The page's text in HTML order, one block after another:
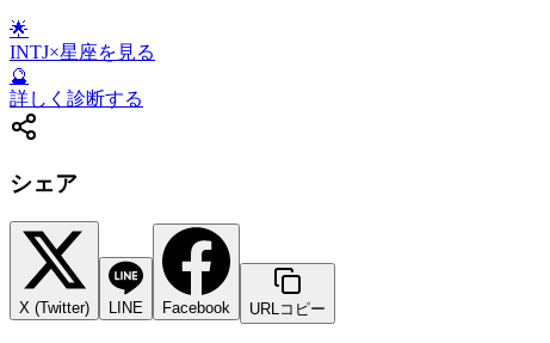
🌟
INTJ×星座を見る
🔮
詳しく診断する
シェア
X (Twitter) LINE Facebook URLコピー